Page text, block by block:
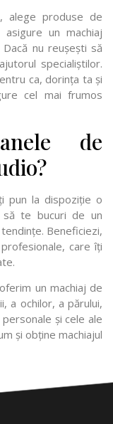
alege produse de
un machiaj
nu reușești să
specialiștilor.
ca, dorința ta și
cel mai frumos
de
pun la dispoziție o
te bucuri de un
Beneficiezi,
care îți
un machiaj de
a ochilor, a părului,
și cele ale
și obține machiajul